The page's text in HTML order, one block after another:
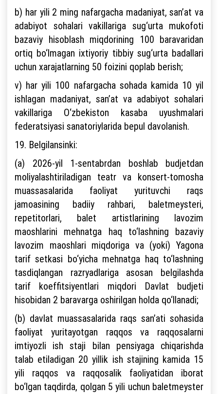
b) har yili 2 ming nafargacha madaniyat, san’at va
adabiyot sohalari vakillariga sug‘urta mukofoti
bazaviy hisoblash miqdorining 100 baravaridan
ortiq bo‘lmagan ixtiyoriy tibbiy sug‘urta badallari
uchun xarajatlarning 50 foizini qoplab berish;
v) har yili 100 nafargacha sohada kamida 10 yil
ishlagan madaniyat, san’at va adabiyot sohalari
vakillariga O‘zbekiston kasaba uyushmalari
federatsiyasi sanatoriylarida bepul davolanish.
19. Belgilansinki:
(a) 2026-yil 1-sentabrdan boshlab budjetdan
moliyalashtiriladigan teatr va konsert-tomosha
muassasalarida faoliyat yurituvchi raqs
jamoasining badiiy rahbari, baletmeysteri,
repetitorlari, balet artistlarining lavozim
maoshlarini mehnatga haq to‘lashning bazaviy
lavozim maoshlari miqdoriga va (yoki) Yagona
tarif setkasi bo‘yicha mehnatga haq to‘lashning
tasdiqlangan razryadlariga asosan belgilashda
tarif koeffitsiyentlari miqdori Davlat budjeti
hisobidan 2 baravarga oshirilgan holda qo‘llanadi;
(b) davlat muassasalarida raqs san’ati sohasida
faoliyat yuritayotgan raqqos va raqqosalarni
imtiyozli ish staji bilan pensiyaga chiqarishda
talab etiladigan 20 yillik ish stajining kamida 15
yili raqqos va raqqosalik faoliyatidan iborat
bo‘lgan taqdirda, qolgan 5 yili uchun baletmeyster